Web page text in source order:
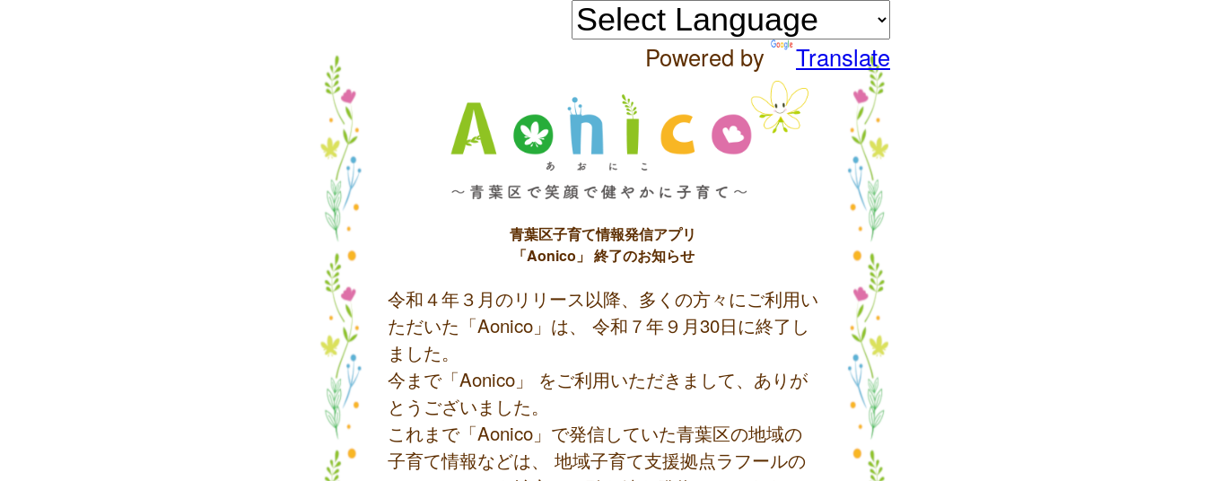
Powered by Translate
青葉区子育て情報発信アプリ
「Aonico」 終了のお知らせ
令和４年３月のリリース以降、多くの方々にご利用い
ただいた「Aonico」は、 令和７年９月30日に終了し
ました。
今まで「Aonico」 をご利用いただきまして、ありが
とうございました。
これまで「Aonico」で発信していた青葉区の地域の
子育て情報などは、 地域子育て支援拠点ラフールの